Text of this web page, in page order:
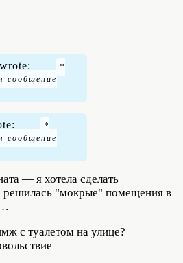
— я хотела сделать
решилась "мокрые" помещения в
с туалетом на улице?